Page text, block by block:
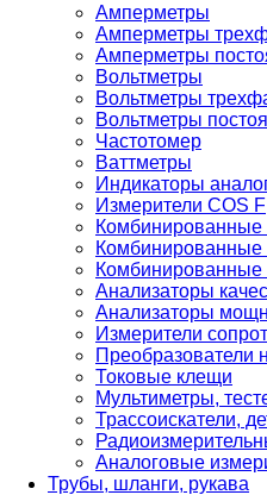
Амперметры
Амперметры
Амперметры
Вольтметры
Вольтметры
Вольтметры
Частотомер
Ваттметры
Индикаторы
Измерители COS F
Комбинированные
Анализаторы
Анализаторы
Измерители
Преобразователи
Токовые клещи
Мультиметры,
Трассоискатели,
Аналоговые
Трубы, шланги, рукава